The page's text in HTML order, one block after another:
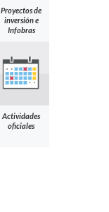
Proyectos de
inversión e
Infobras
Actividades
oficiales